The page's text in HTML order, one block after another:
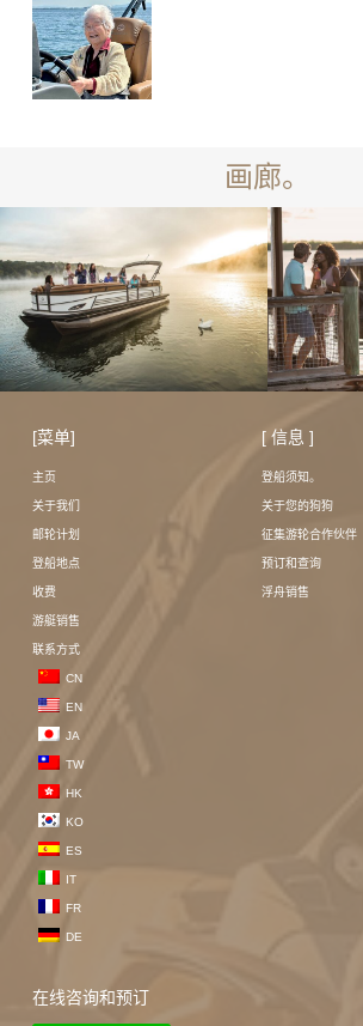
画廊。
[菜单]
主页
关于我们
邮轮计划
登船地点
收费
游艇销售
联系方式
CN
EN
JA
TW
HK
KO
ES
IT
FR
DE
[ 信息 ]
登船须知。
关于您的狗狗
征集游轮合作伙伴
预订和查询
浮舟销售
在线咨询和预订